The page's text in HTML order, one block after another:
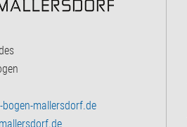
bogen-mallersdorf.de